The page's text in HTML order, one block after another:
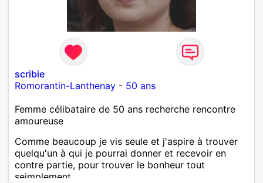
scribie
Romorantin-Lanthenay - 50 ans
Femme célibataire de 50 ans recherche rencontre
amoureuse
Comme beaucoup je vis seule et j'aspire à trouver
quelqu'un à qui je pourrai donner et recevoir en
contre partie, pour trouver le bonheur tout
seimplement.